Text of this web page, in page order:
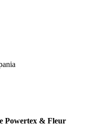
Powertex & Fleur